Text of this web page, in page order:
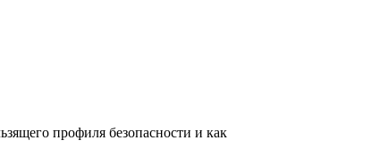
профиля безопасности и как